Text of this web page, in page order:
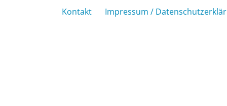
Kontakt Impressum /